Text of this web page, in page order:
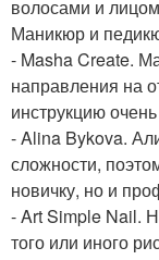
волосами и
Маникюр и
- Masha Create.
направления на
инструкцию
- Alina Bykova.
сложности,
новичку, но и
- Art Simple Nail.
того или иного